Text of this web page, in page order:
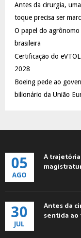
r
:
Antes da cirurgia,
toque precisa ser
O papel do
brasileira
Certificação do
2028
Boeing pede ao
bilionário da União
05
AGO
A
30
JUL
Antes da
sentida ao